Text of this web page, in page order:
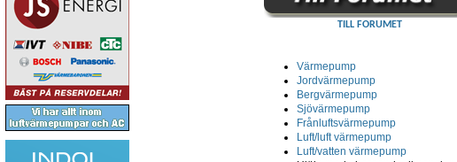
TILL FORUMET
Värmepump
Jordvärmepump
Bergvärmepump
Sjövärmepump
Frånluftsvärmepump
Luft/luft värmepump
Luft/vatten värmepump